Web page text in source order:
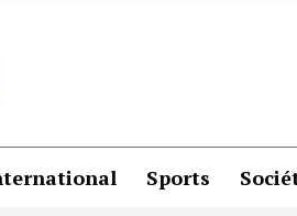
Sports